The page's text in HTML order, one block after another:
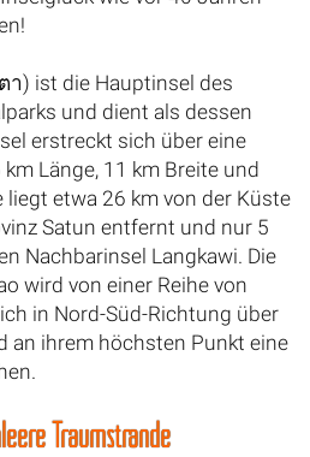
า) ist die Hauptinsel des
und dient als dessen
erstreckt sich über eine
Länge, 11 km Breite und
liegt etwa 26 km von der Küste
Satun entfernt und nur 5
Nachbarinsel Langkawi. Die
wird von einer Reihe von
in Nord-Süd-Richtung über
an ihrem höchsten Punkt eine
Traumstrände